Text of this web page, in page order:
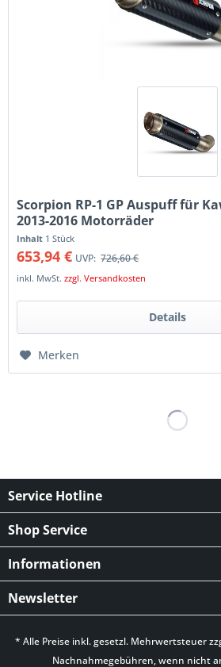
Scorpion RP-1 GP Auspuff für
2013-2016 Motorräder
Inhalt 1 Stück
653,94 € UVP: 726,60 €
inkl. MwSt.zzgl. Versandkosten
Details
Merken
Service Hotline
Shop Service
Informationen
Newsletter
* Alle Preise inkl. gesetzl. Mehrwertsteuer
Nachnahmegebühren, wenn nicht